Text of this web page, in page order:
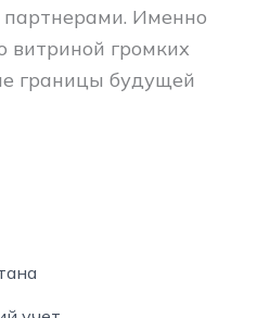
Именно
витриной громких
границы будущей